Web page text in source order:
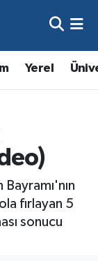
Yerel
fırlayan 5
sonucu